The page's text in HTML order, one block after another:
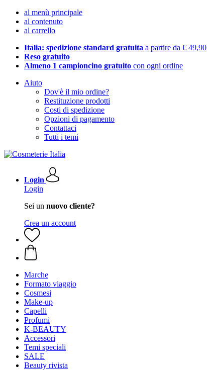
al menù principale
al contenuto
al carrello
Italia: spedizione standard gratuita a partire da € 49,90
Reso gratuito
Almeno 1 campioncino gratuito con ogni ordine
Aiuto
Dov'è il mio ordine?
Restituzione prodotti
Costi di spedizione
Opzioni di pagamento
Contattaci
Tutti i temi
Login
Login
Sei un nuovo cliente?
Crea un account
Marche
Formato viaggio
Cosmesi
Make-up
Capelli
Profumi
K-BEAUTY
Accessori
Temi speciali
SALE
Beauty rivista